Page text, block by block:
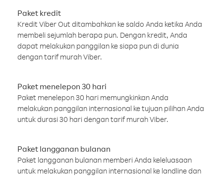
Paket kredit
Kredit Viber Out ditambahkan ke saldo Anda ketika Anda
membeli sejumlah berapa pun. Dengan kredit, Anda
dapat melakukan panggilan ke siapa pun di dunia
dengan tarif murah Viber.
Paket menelepon 30 hari
Paket menelepon 30 hari memungkinkan Anda
melakukan panggilan internasional ke tujuan pilihan Anda
untuk durasi 30 hari dengan tarif murah Viber.
Paket langganan bulanan
Paket langganan bulanan memberi Anda keleluasaan
untuk melakukan panggilan internasional ke landline dan